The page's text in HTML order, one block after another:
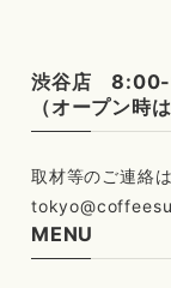
渋谷店 8:00-
（オープン時
MENU